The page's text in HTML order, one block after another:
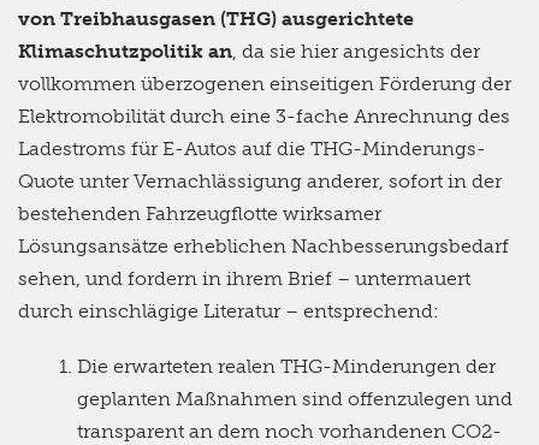
von Treibhausgasen (THG) ausgerichtete
Klimaschutzpolitik an, da sie hier angesichts der
vollkommen überzogenen einseitigen Förderung der
Elektromobilität durch eine 3-fache Anrechnung des
Ladestroms für E-Autos auf die THG-Minderungs-
Quote unter Vernachlässigung anderer, sofort in der
bestehenden Fahrzeugflotte wirksamer
Lösungsansätze erheblichen Nachbesserungsbedarf
sehen, und fordern in ihrem Brief – untermauert
durch einschlägige Literatur – entsprechend:
Die erwarteten realen THG-Minderungen der
geplanten Maßnahmen sind offenzulegen und
transparent an dem noch vorhandenen CO2-